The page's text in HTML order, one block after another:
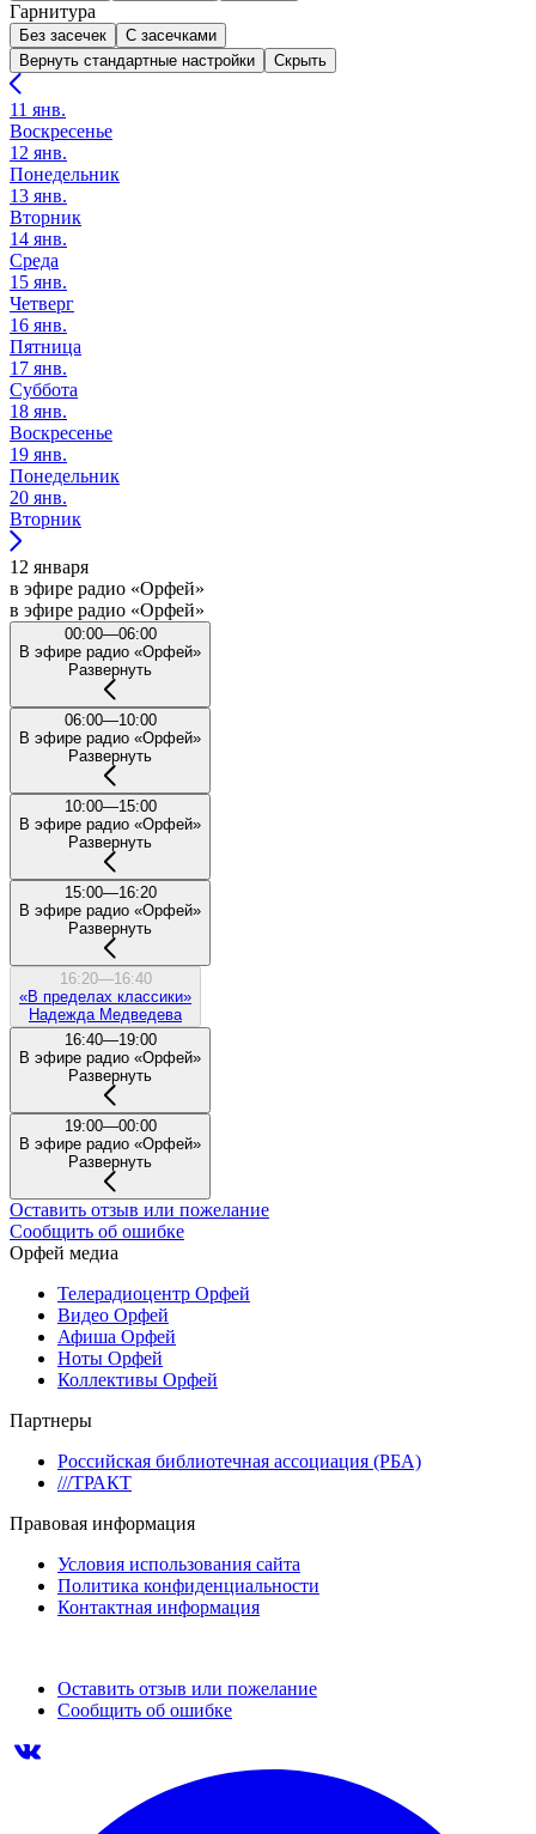
Гарнитура
Без засечек
С засечками
Вернуть стандартные настройки
Скрыть
11 янв.
Воскресенье
12 янв.
Понедельник
13 янв.
Вторник
14 янв.
Среда
15 янв.
Четверг
16 янв.
Пятница
17 янв.
Суббота
18 янв.
Воскресенье
19 янв.
Понедельник
20 янв.
Вторник
12 января
в эфире радио «Орфей»
в эфире радио «Орфей»
00:00—06:00
В эфире радио «Орфей»
Развернуть
06:00—10:00
В эфире радио «Орфей»
Развернуть
10:00—15:00
В эфире радио «Орфей»
Развернуть
15:00—16:20
В эфире радио «Орфей»
Развернуть
16:20—16:40
«В пределах классики»
Надежда Медведева
16:40—19:00
В эфире радио «Орфей»
Развернуть
19:00—00:00
В эфире радио «Орфей»
Развернуть
Оставить отзыв или пожелание
Сообщить об ошибке
Орфей медиа
Телерадиоцентр Орфей
Видео Орфей
Афиша Орфей
Ноты Орфей
Коллективы Орфей
Партнеры
Российская библиотечная ассоциация (РБА)
///ТРАКТ
Правовая информация
Условия использования сайта
Политика конфиденциальности
Контактная информация
Оставить отзыв или пожелание
Сообщить об ошибке